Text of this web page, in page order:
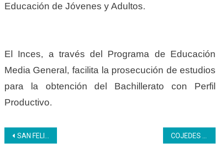
Educación de Jóvenes y Adultos.
El Inces, a través del Programa de Educación
Media General, facilita la prosecución de estudios
para la obtención del Bachillerato con Perfil
Productivo.
Navegación
SAN FELIPE | 36 bachilleres egresaron del Liceo Inces Yaracuy